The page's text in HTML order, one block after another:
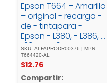
Epson T664 – Amarillo
– original - recarga -
de - tintapara -
Epson - L380, - L386, -
L395, - L495; -
EcoTank - ET-2600, -
2650, - L1455, - L396, -
L606, - L656
SKU: ALFAPRODR00376 | MPN:
T664420-AL
$12.76
Compartir: